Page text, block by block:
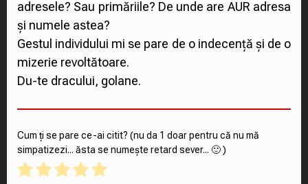
adresele? Sau primăriile? De unde are AUR adresa
și numele astea?
Gestul individului mi se pare de o indecență și de o
mizerie revoltătoare.
Du-te dracului, golane.
Cum ți se pare ce-ai citit? (nu da 1 doar pentru că nu mă
simpatizezi... ăsta se numește retard sever... 🙂 )